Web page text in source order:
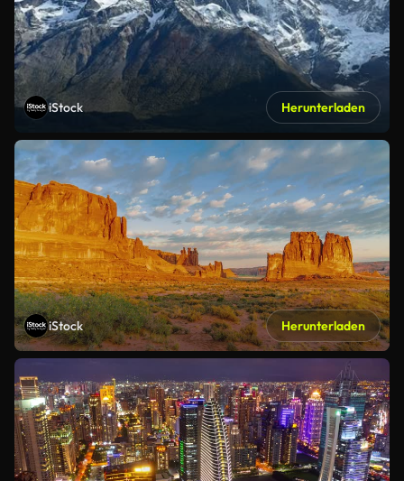
iStock Herunterladen
iStock Herunterladen